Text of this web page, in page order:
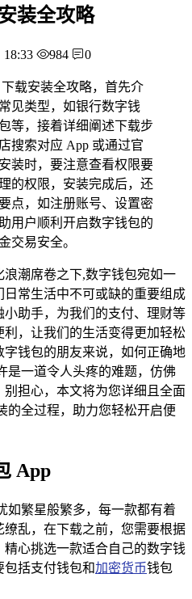
装全攻略
18:33 984 0
载安装全攻略，首先介
见类型，如银行数字钱
等，接着详细阐述下载步
搜索对应 App 或通过官
装时，要注意查看权限要
的权限，安装完成后，还
点，如注册账号、设置密
用户顺利开启数字钱包的
交易安全。
潮席卷之下,数字钱包宛如一
常生活中不可或缺的重要组成
助手，为我们的支付、理财等
，让我们的生活变得更加轻松
钱包的朋友来说，如何正确地
是一道令人头疼的难题，仿佛
担心，本文将为您详细且全面
的全过程，助力您轻松开启便
App
如繁星般繁多，每一款都有着
乱，在下载之前，您需要根据
心挑选一款适合自己的数字钱
括支付钱包和加密货币钱包